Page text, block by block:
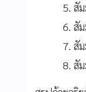
5. สัมมา
6. สัมมา
7. สัมม
8. สัมมา